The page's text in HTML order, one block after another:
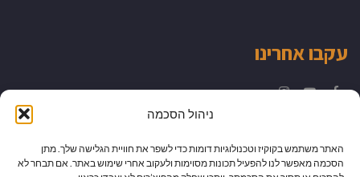
ניהול הסכמה
האתר משתמש בקוקיז וטכנולוגיות דומות כדי לשפר את חוויית הגלישה שלך. מתן
הסכמה מאפשר לנו להפעיל תכונות מסוימות ולעקוב אחרי שימוש באתר. אם תבחר לא
עקבו אחרינו